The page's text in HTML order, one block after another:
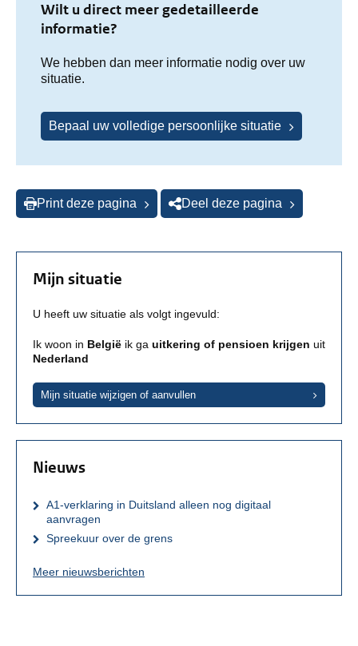
Wilt u direct meer gedetailleerde
informatie?
We hebben dan meer informatie nodig over uw
situatie.
Bepaal uw volledige persoonlijke situatie
Print deze pagina Deel deze pagina
Mijn situatie
U heeft uw situatie als volgt ingevuld:
Ik woon in België ik ga uitkering of pensioen krijgen uit
Nederland
Mijn situatie wijzigen of aanvullen
Nieuws
A1-verklaring in Duitsland alleen nog digitaal
aanvragen
Spreekuur over de grens
Meer nieuwsberichten